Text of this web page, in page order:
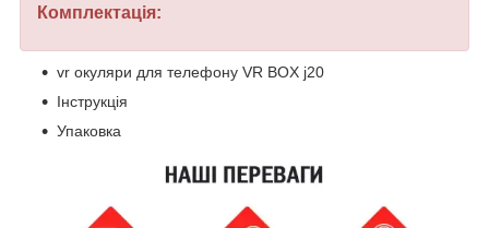
Комплектація:
vr окуляри для телефону VR BOX j20
Інструкція
Упаковка